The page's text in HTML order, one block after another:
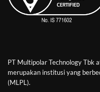
PT Multipolar Technology Tbk
merupakan institusi yang
(MLPL).